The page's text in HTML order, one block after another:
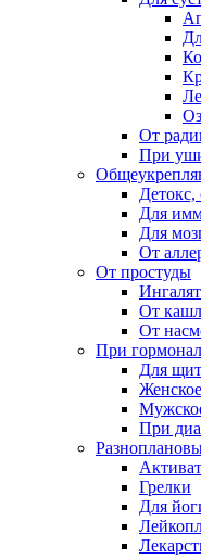
От
При
Для
Для
От
От простуды
От
От
При
Для
При
Грелки
Для